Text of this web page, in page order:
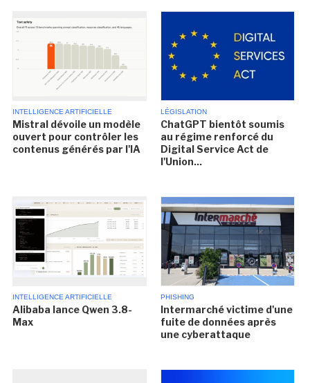
INTELLIGENCE ARTIFICIELLE
Mistral dévoile un modèle
ouvert pour contrôler les
contenus générés par l'IA
LÉGISLATION
ChatGPT bientôt soumis
au régime renforcé du
Digital Service Act de
l'Union...
INTELLIGENCE ARTIFICIELLE
Alibaba lance Qwen 3.8-
Max
PHISHING
Intermarché victime d'une
fuite de données après
une cyberattaque